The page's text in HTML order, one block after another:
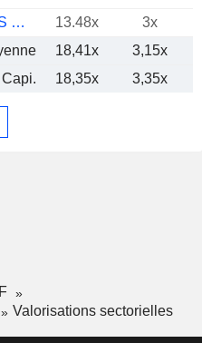
MINERAL RESOURCES LIMITED
13.48x
3x
18,41x
3,15x
18,35x 3,35x
Valorisations sectorielles